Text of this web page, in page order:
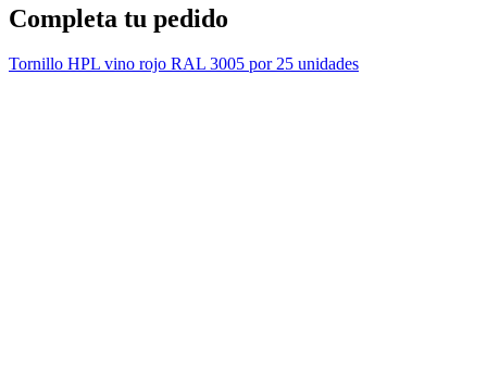
Completa tu pedido
Tornillo HPL vino rojo RAL 3005 por 25 unidades